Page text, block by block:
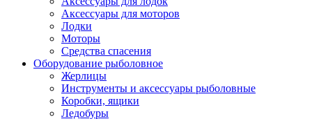
Аксессуары для моторов
Лодки
Моторы
Средства спасения
Оборудование рыболовное
Жерлицы
Инструменты и аксессуары рыболовные
Коробки, ящики
Ледобуры